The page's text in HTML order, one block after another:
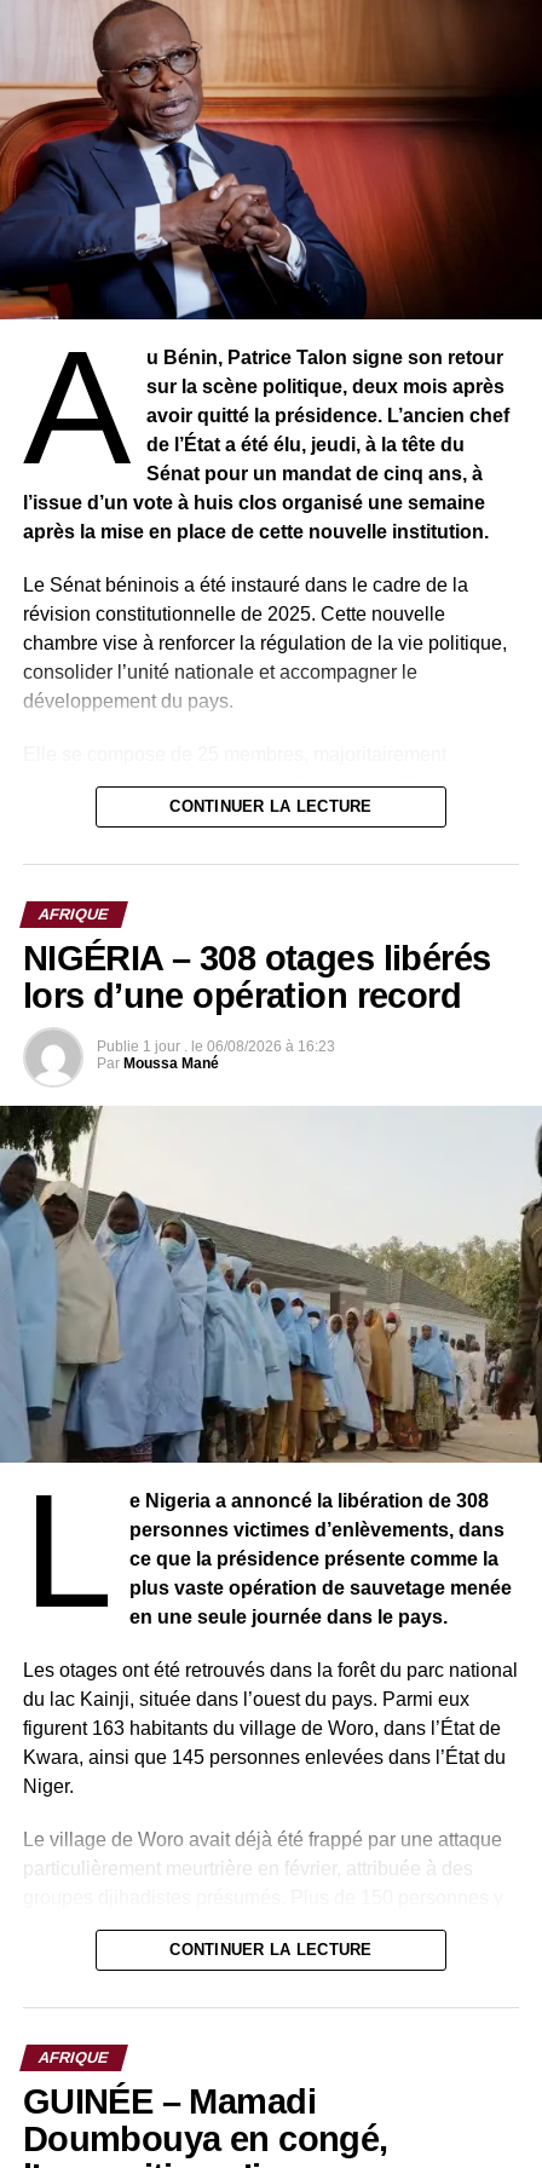
A
u Bénin, Patrice Talon signe son retour
sur la scène politique, deux mois après
avoir quitté la présidence. L’ancien chef
de l’État a été élu, jeudi, à la tête du
Sénat pour un mandat de cinq ans, à
l’issue d’un vote à huis clos organisé une semaine
après la mise en place de cette nouvelle institution.
Le Sénat béninois a été instauré dans le cadre de la
révision constitutionnelle de 2025. Cette nouvelle
chambre vise à renforcer la régulation de la vie politique,
consolider l’unité nationale et accompagner le
développement du pays.
désignés par le président de la République, Romuald
Wadagni, auxquels s’ajoutent des membres de droit.
Parmi ces membres de droit figurent plusieurs anciens
1996), aujourd’hui âgé de 91 ans, ainsi que Thomas Boni
Yayi (2006-2016).
Patrice Talon, qui a dirigé le pays de 2016 à 2026, rejoint
ainsi cette assemblée avant d’en prendre la présidence,
marquant un retour rapide aux responsabilités
institutionnelles.
Cette élection intervient dans un contexte de
recomposition institutionnelle au Bénin. Avec la création
du Sénat, les autorités entendent instaurer un nouvel
équilibre des pouvoirs et renforcer les mécanismes de
gouvernance.
CONTINUER LA LECTURE
AFRIQUE
NIGÉRIA – 308 otages libérés
lors d’une opération record
Publie 1 jour . le 06/08/2026 à 16:23
Par Moussa Mané
L
e Nigeria a annoncé la libération de 308
personnes victimes d’enlèvements, dans
ce que la présidence présente comme la
plus vaste opération de sauvetage menée
en une seule journée dans le pays.
Les otages ont été retrouvés dans la forêt du parc national
du lac Kainji, située dans l’ouest du pays. Parmi eux
figurent 163 habitants du village de Woro, dans l’État de
Kwara, ainsi que 145 personnes enlevées dans l’État du
Niger.
Le village de Woro avait déjà été frappé par une attaque
particulièrement meurtrière en février, attribuée à des
avaient été tuées, tandis que de nombreux habitants
avaient été enlevés.
Pour mener à bien cette opération, les autorités
police, les services de renseignement ainsi que le Centre
national de lutte contre le terrorisme. Cette coordination a
permis de localiser et de libérer les otages dans une zone
forestière réputée difficile d’accès.
CONTINUER LA LECTURE
AFRIQUE
GUINÉE – Mamadi
Doumbouya en congé,